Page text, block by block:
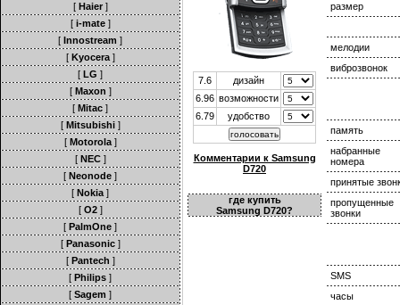
[ Haier]
[ i-mate]
[ Innostream ]
[ Kyocera]
[ LG ]
[ Maxon ]
[ Mitac ]
[ Mitsubishi]
[ Motorola]
[ NEC]
[ Neonode ]
[ Nokia ]
[ O2]
[ PalmOne ]
[ Panasonic]
[ Pantech ]
[ Philips ]
[ Sagem ]
7.6
дизайн
6.96 возможности
6.79
удобство
Комментарии к Samsung
D720
где купить
Samsung D720?
размер
мелодии
виброзвонок
память
набранные
номера
принятые
пропущенные
звонки
SMS
часы